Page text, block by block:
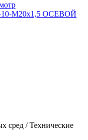
10-М20х1,5 ОСЕВОЙ
сред / Технические